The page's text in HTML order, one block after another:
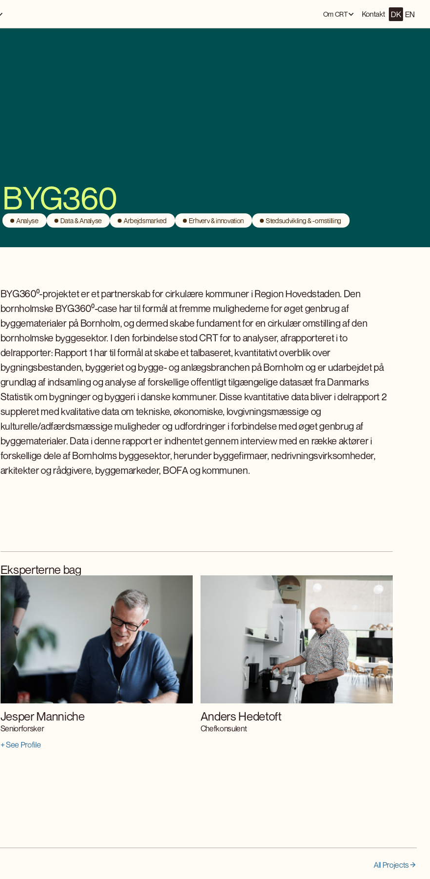
Om CRT Kontakt DK EN
BYG360
Analyse Data & Analyse Arbejdsmarked Erhverv & innovation Stedsudvikling & -omstilling
BYG360⁰-projektet er et partnerskab for cirkulære kommuner i Region Hovedstaden. Den
bornholmske BYG360⁰-case har til formål at fremme mulighederne for øget genbrug af
byggematerialer på Bornholm, og dermed skabe fundament for en cirkulær omstilling af den
bornholmske byggesektor. I den forbindelse stod CRT for to analyser, afrapporteret i to
delrapporter: Rapport 1 har til formål at skabe et talbaseret, kvantitativt overblik over
bygningsbestanden, byggeriet og bygge- og anlægsbranchen på Bornholm og er udarbejdet på
grundlag af indsamling og analyse af forskellige offentligt tilgængelige datasæt fra Danmarks
Statistik om bygninger og byggeri i danske kommuner. Disse kvantitative data bliver i delrapport 2
suppleret med kvalitative data om tekniske, økonomiske, lovgivningsmæssige og
kulturelle/adfærdsmæssige muligheder og udfordringer i forbindelse med øget genbrug af
byggematerialer. Data i denne rapport er indhentet gennem interview med en række aktører i
forskellige dele af Bornholms byggesektor, herunder byggefirmaer, nedrivningsvirksomheder,
arkitekter og rådgivere, byggemarkeder, BOFA og kommunen.
Eksperterne bag
Jesper Manniche
Seniorforsker
+ See Profile
Anders Hedetoft
Chefkonsulent
All Projects